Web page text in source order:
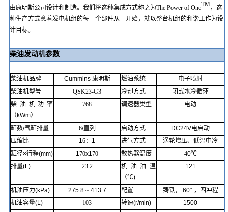
由康明斯公司设计和制造。我们将这种集成方式称之为The Power of One
TM
，这
种生产方式意着发电机组的每一个部件从一开始，就以整台机组的和谐工作为设
计目标。
柴油发动机参数
柴油机品牌 Cummins 康明斯 燃油系统 电子喷射
柴油机型号
QSK23-G3 冷却方式
闭式水冷循环
柴油机功率
（kWm）
768 调速器类型 电动
缸数/气缸排量 6/直列 启动方式 DC24V电启动
压缩比
16： 1 进气方式
涡轮增压、低温中冷
缸径×行程(mm) 170x170 散热器温度 40℃
排量(L) 23.2
机油油温
（℃)
121
机油压力(kPa) 275.8 ~ 413.7 配置 铸铁， 60° ，四冲程
机油容量(L) 103 转速(r/min)
1500